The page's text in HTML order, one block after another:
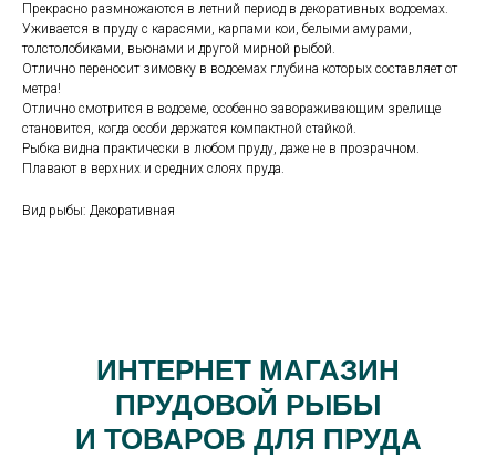
Прекрасно размножаются в летний период в декоративных водоемах.
Уживается в пруду с карасями, карпами кои, белыми амурами,
толстолобиками, вьюнами и другой мирной рыбой.
Отлично переносит зимовку в водоемах глубина которых составляет от
метра!
Отлично смотрится в водоеме, особенно завораживающим зрелище
становится, когда особи держатся компактной стайкой.
Рыбка видна практически в любом пруду, даже не в прозрачном.
Плавают в верхних и средних слоях пруда.
Вид рыбы: Декоративная
ИНТЕРНЕТ МАГАЗИН
ПРУДОВОЙ РЫБЫ
И ТОВАРОВ ДЛЯ ПРУДА